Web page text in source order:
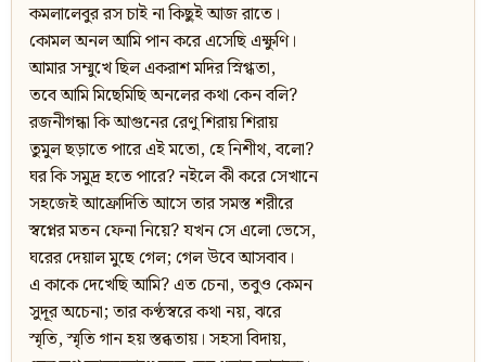
কমলালেবুর রস চাই না কিছুই আজ রাতে।
কোমল অনল আমি পান করে এসেছি এক্ষুণি।
আমার সম্মুখে ছিল একরাশ মদির স্নিগ্ধতা,
তবে আমি মিছেমিছি অনলের কথা কেন বলি?
রজনীগন্ধা কি আগুনের রেণু শিরায় শিরায়
তুমুল ছড়াতে পারে এই মতো, হে নিশীথ, বলো?
ঘর কি সমুদ্র হতে পারে? নইলে কী করে সেখানে
সহজেই আফ্রোদিতি আসে তার সমস্ত শরীরে
স্বপ্নের মতন ফেনা নিয়ে? যখন সে এলো ভেসে,
ঘরের দেয়াল মুছে গেল; গেল উবে আসবাব।
এ কাকে দেখেছি আমি? এত চেনা, তবুও কেমন
সুদূর অচেনা; তার কণ্ঠস্বরে কথা নয়, ঝরে
স্মৃতি, স্মৃতি গান হয় স্তব্ধতায়। সহসা বিদায়,